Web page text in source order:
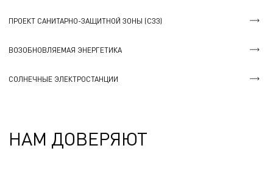
ПРОЕКТ САНИТАРНО-ЗАЩИТНОЙ ЗОНЫ (СЗЗ)
ВОЗОБНОВЛЯЕМАЯ ЭНЕРГЕТИКА
СОЛНЕЧНЫЕ ЭЛЕКТРОСТАНЦИИ
НАМ ДОВЕРЯЮТ